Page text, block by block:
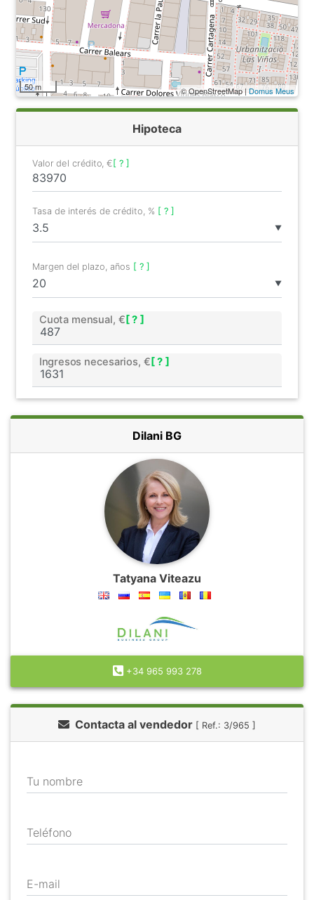
50 m © OpenStreetMap |Domus Meus
Hipoteca
Valor del crédito, €[ ? ]
▼
Tasa de interés de crédito, % [ ? ]
▼
Margen del plazo, años [ ? ]
Cuota mensual, € [ ? ]
Ingresos necesarios, € [ ? ]
Dilani BG
Tatyana Viteazu
+34 965 993 278
Contacta al vendedor [ Ref.: 3/965 ]
Tu nombre
Teléfono
E-mail